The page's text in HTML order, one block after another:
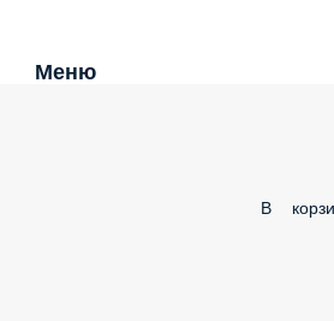
Меню
В